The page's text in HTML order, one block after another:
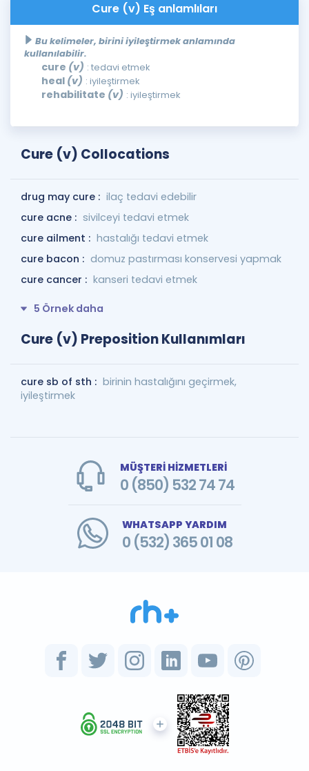
Cure (v) Eş anlamlıları
Bu kelimeler, birini iyileştirmek anlamında
kullanılabilir.
cure (v) : tedavi etmek
heal (v) : iyileştirmek
rehabilitate (v) : iyileştirmek
Cure (v) Collocations
drug may cure : ilaç tedavi edebilir
cure acne : sivilceyi tedavi etmek
cure ailment : hastalığı tedavi etmek
cure bacon : domuz pastırması konservesi yapmak
cure cancer : kanseri tedavi etmek
5 Örnek daha
Cure (v) Preposition Kullanımları
cure sb of sth : birinin hastalığını geçirmek,
iyileştirmek
MÜŞTERİ HİZMETLERİ
0 (850) 532 74 74
WHATSAPP YARDIM
0 (532) 365 01 08